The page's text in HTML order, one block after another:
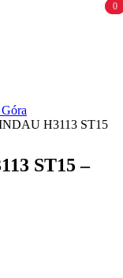
0
0
Góra
H3113 ST15
ST15 –